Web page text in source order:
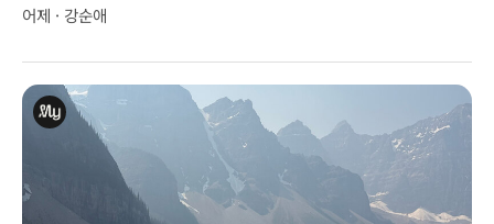
어제 · 강순애